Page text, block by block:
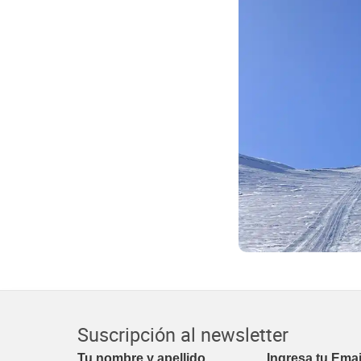
Suscripción al newsletter
Tu nombre y apellido Ingresa tu